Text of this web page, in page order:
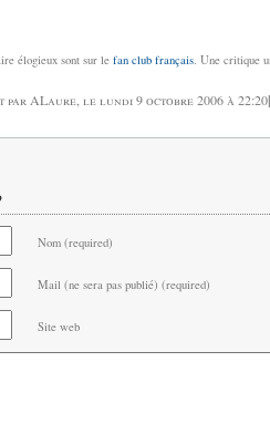
élogieux sont sur le fan club français. Une critique
par ALaure, le lundi 9 octobre 2006 à 22:20|
Nom (required)
Mail (ne sera pas publié) (required)
Site web